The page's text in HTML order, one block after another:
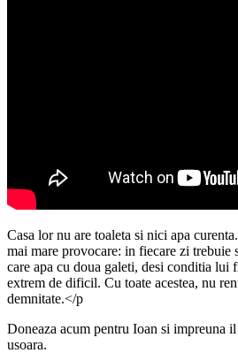
Casa lor nu are toaleta si nici apa
mai mare provocare: in fiecare zi trebuie
care apa cu doua galeti, desi conditia lui
extrem de dificil. Cu toate acestea, nu
demnitate.</p
Doneaza acum pentru Ioan si impreuna
usoara.